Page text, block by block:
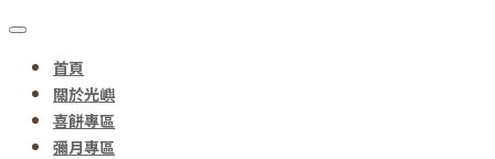
首頁
關於光嶼
喜餅專區
彌月專區